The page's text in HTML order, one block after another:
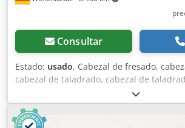
Consultar
Estado: usado, Cabezal de fresado,
cabezal de taladrado, cabezal de
cabezal con vástago, cabezal de husillo
cabezal de avellanado, herramienta de
11 herramientas de husillo -